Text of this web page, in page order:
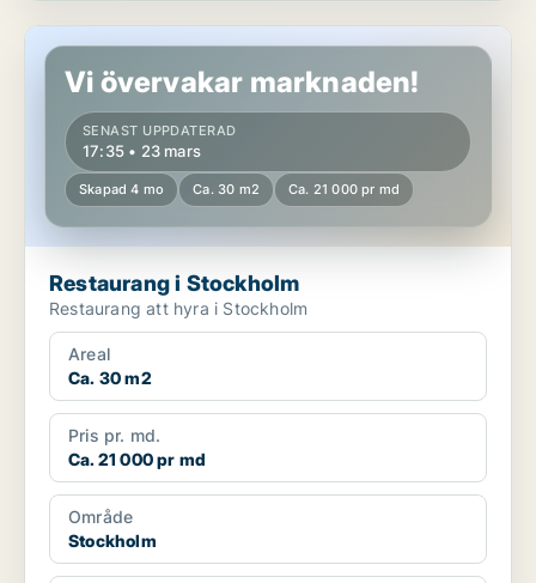
Restaurang i Stockholm
Vi övervakar marknaden!
SENAST UPPDATERAD
17:35 • 23 mars
Skapad 4 mo Ca. 30 m2 Ca. 21 000 pr md
Restaurang i Stockholm
Restaurang att hyra i Stockholm
Areal
Ca. 30 m2
Pris pr. md.
Ca. 21 000 pr md
Område
Stockholm